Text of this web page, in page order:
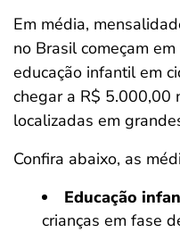
Em média,
no Brasil começam
educação infantil em
chegar a R$ 5.000,00
localizadas em
Confira abaixo, as
Educação
crianças em fase